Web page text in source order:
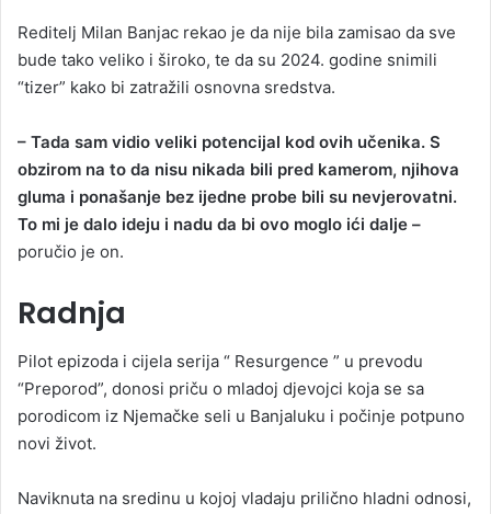
Reditelj Milan Banjac rekao je da nije bila zamisao da sve
bude tako veliko i široko, te da su 2024. godine snimili
“tizer” kako bi zatražili osnovna sredstva.
– Tada sam vidio veliki potencijal kod ovih učenika. S
obzirom na to da nisu nikada bili pred kamerom, njihova
gluma i ponašanje bez ijedne probe bili su nevjerovatni.
To mi je dalo ideju i nadu da bi ovo moglo ići dalje –
poručio je on.
Radnja
Pilot epizoda i cijela serija “ Resurgence ” u prevodu
“Preporod”, donosi priču o mladoj djevojci koja se sa
porodicom iz Njemačke seli u Banjaluku i počinje potpuno
novi život.
Naviknuta na sredinu u kojoj vladaju prilično hladni odnosi,